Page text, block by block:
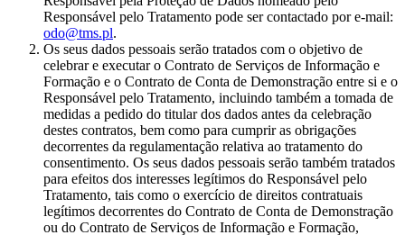
Responsável pelo Tratamento pode ser contactado por e-mail:
odo@tms.pl.
Os seus dados pessoais serão tratados com o objetivo de
celebrar e executar o Contrato de Serviços de Informação e
Formação e o Contrato de Conta de Demonstração entre si e o
Responsável pelo Tratamento, incluindo também a tomada de
medidas a pedido do titular dos dados antes da celebração
destes contratos, bem como para cumprir as obrigações
decorrentes da regulamentação relativa ao tratamento do
consentimento. Os seus dados pessoais serão também tratados
para efeitos dos interesses legítimos do Responsável pelo
Tratamento, tais como o exercício de direitos contratuais
legítimos decorrentes do Contrato de Conta de Demonstração
ou do Contrato de Serviços de Informação e Formação,